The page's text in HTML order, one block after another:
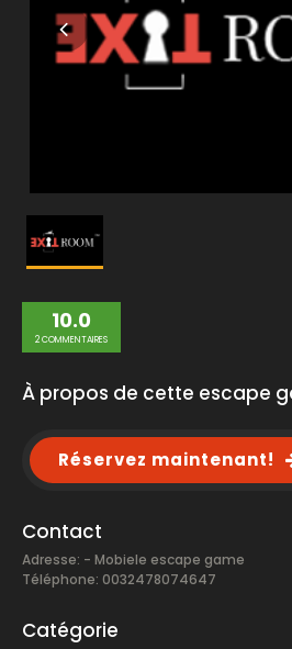
10.0
2 COMMENTAIRES
À propos de cette escape
Réservez maintenant!
Contact
Adresse: - Mobiele escape game
Téléphone: 0032478074647
Catégorie